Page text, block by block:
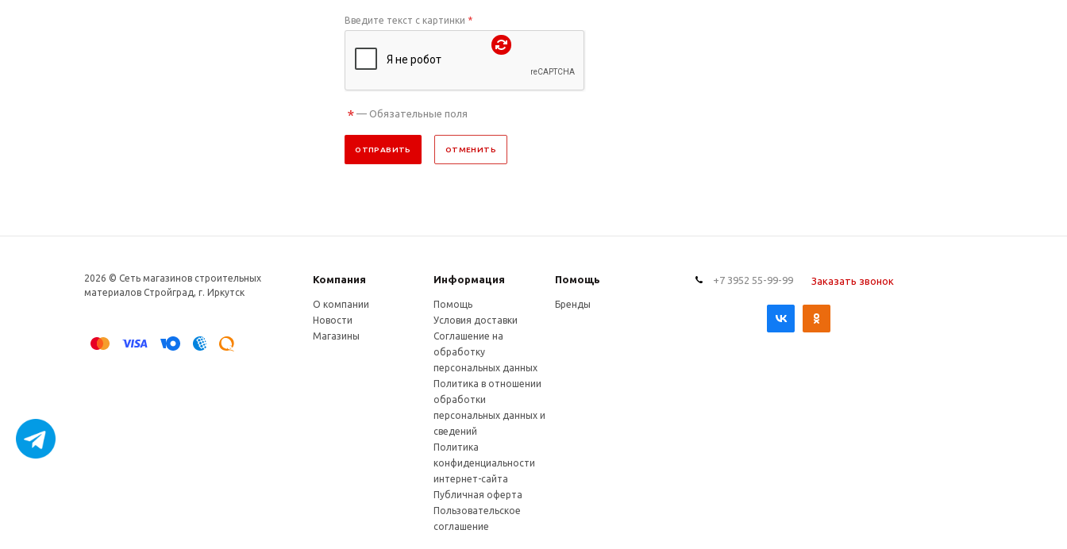
Введите текст с картинки *
* — Обязательные поля
ОТПРАВИТЬ ОТМЕНИТЬ
2026 © Сеть магазинов строительных
материалов Стройград, г. Иркутск
Компания Информация Помощь
О компании
Новости
Магазины
Помощь
Условия доставки
Соглашение на
обработку
персональных данных
Политика в отношении
обработки
персональных данных и
сведений
Политика
конфиденциальности
интернет-сайта
Публичная оферта
Пользовательское
соглашение
Бренды
+7 3952 55-99-99 Заказать звонок